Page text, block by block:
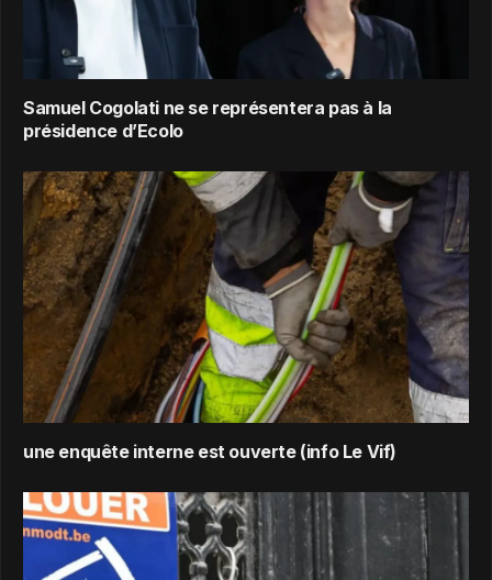
Samuel Cogolati ne se représentera pas à la
présidence d’Ecolo
une enquête interne est ouverte (info Le Vif)